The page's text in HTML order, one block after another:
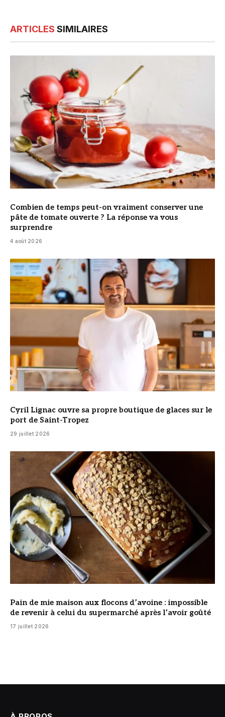
ARTICLES SIMILAIRES
Combien de temps peut-on vraiment conserver une
pâte de tomate ouverte ? La réponse va vous
surprendre
4 août 2026
© Cyril Lignac
Cyril Lignac ouvre sa propre boutique de glaces sur le
port de Saint-Tropez
29 juillet 2026
© DR
Pain de mie maison aux flocons d’avoine : impossible
de revenir à celui du supermarché après l’avoir goûté
17 juillet 2026